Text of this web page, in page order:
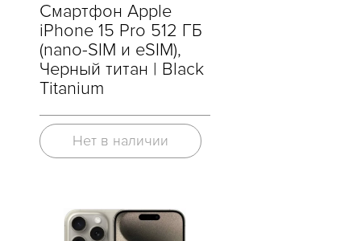
Смартфон Apple
iPhone 15 Pro 512 ГБ
(nano-SIM и eSIM),
Черный титан | Black
Titanium
Нет в наличии